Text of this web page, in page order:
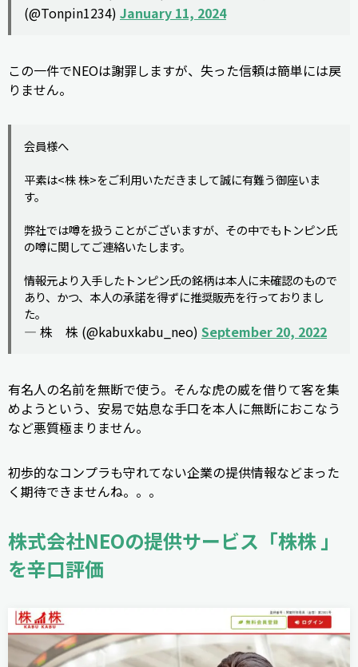
(@Tonpin1234) January 11, 2024
この一件でNEOは謝罪しますが、失った信頼は簡単には戻
りません。
会員様へ
平素は<株 株>をご利用いただきまして誠に有難う御座いま
す。
弊社では噂を扱うことがございますが、その中でもトンピン氏
の噂に関してご連絡いたします。
情報元より入手したトンピン氏の銘柄は本人に未確認のもので
あり、かつ、本人の承諾を得ずに推奨販売を行っておりまし
た。
— 株 株 (@kabuxkabu_neo) September 20, 2022
有名人の名前を無断で使う。そんな虎の威を借りて客を集
めようという、安易で姑息な手口を本人に無断におこなう
など悪質極まりません。
初歩的なコンプラも守れてない企業の提供情報などまった
く期待できませんね。。。
株式会社NEOの提供サービス「株株 」
を辛口評価